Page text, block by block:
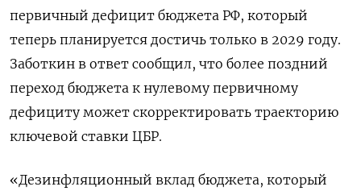
первичный дефицит бюджета РФ, который
теперь планируется достичь только в 2029 году.
Заботкин в ответ сообщил, что более поздний
переход бюджета к нулевому первичному
дефициту ​может скорректировать траекторию
ключевой ставки ЦБР.
«Дезинфляционный вклад ​бюджета, который